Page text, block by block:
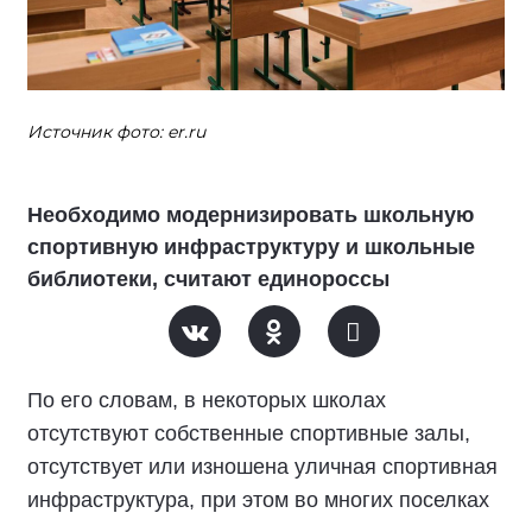
Источник фото: er.ru
Необходимо модернизировать школьную
спортивную инфраструктуру и школьные
библиотеки, считают единороссы
По его словам, в некоторых школах
отсутствуют собственные спортивные залы,
отсутствует или изношена уличная спортивная
инфраструктура, при этом во многих поселках